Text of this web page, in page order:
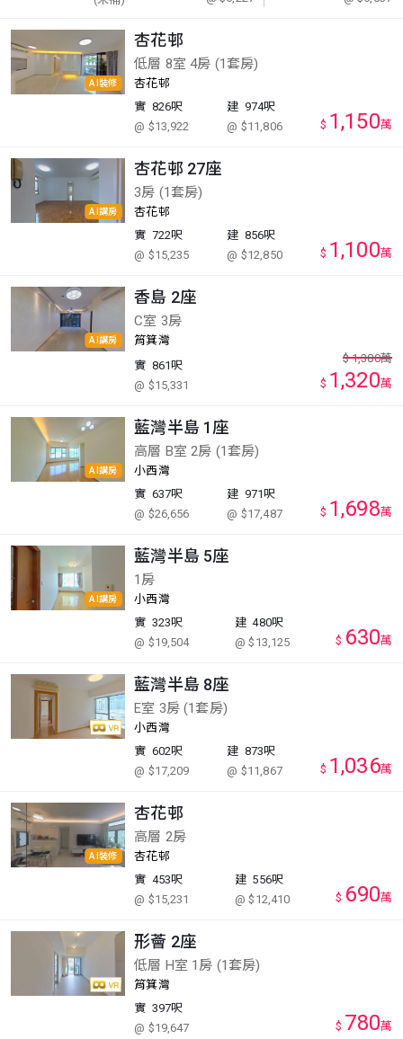
AI裝修
杏花邨
低層 8室 4房 (1套房)
杏花邨
實 826呎
@ $13,922
建 974呎
@ $11,806
$ 1,150萬
AI講房
杏花邨 27座
3房 (1套房)
杏花邨
實 722呎
@ $15,235
建 856呎
@ $12,850
$ 1,100萬
AI講房
香島 2座
C室 3房
筲箕灣
實 861呎
@ $15,331
$ 1,380萬
$ 1,320萬
AI講房
藍灣半島 1座
高層 B室 2房 (1套房)
小西灣
實 637呎
@ $26,656
建 971呎
@ $17,487
$ 1,698萬
AI講房
藍灣半島 5座
1房
小西灣
實 323呎
@ $19,504
建 480呎
@ $13,125
$ 630萬
藍灣半島 8座
E室 3房 (1套房)
小西灣
實 602呎
@ $17,209
建 873呎
@ $11,867
$ 1,036萬
AI裝修
杏花邨
高層 2房
杏花邨
實 453呎
@ $15,231
建 556呎
@ $12,410
$ 690萬
形薈 2座
低層 H室 1房 (1套房)
筲箕灣
實 397呎
@ $19,647
$ 780萬